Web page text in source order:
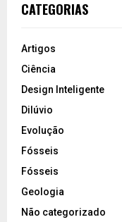
CATEGORIAS
Artigos
Ciência
Design Inteligente
Dilúvio
Evolução
Fósseis
Fósseis
Geologia
Não categorizado